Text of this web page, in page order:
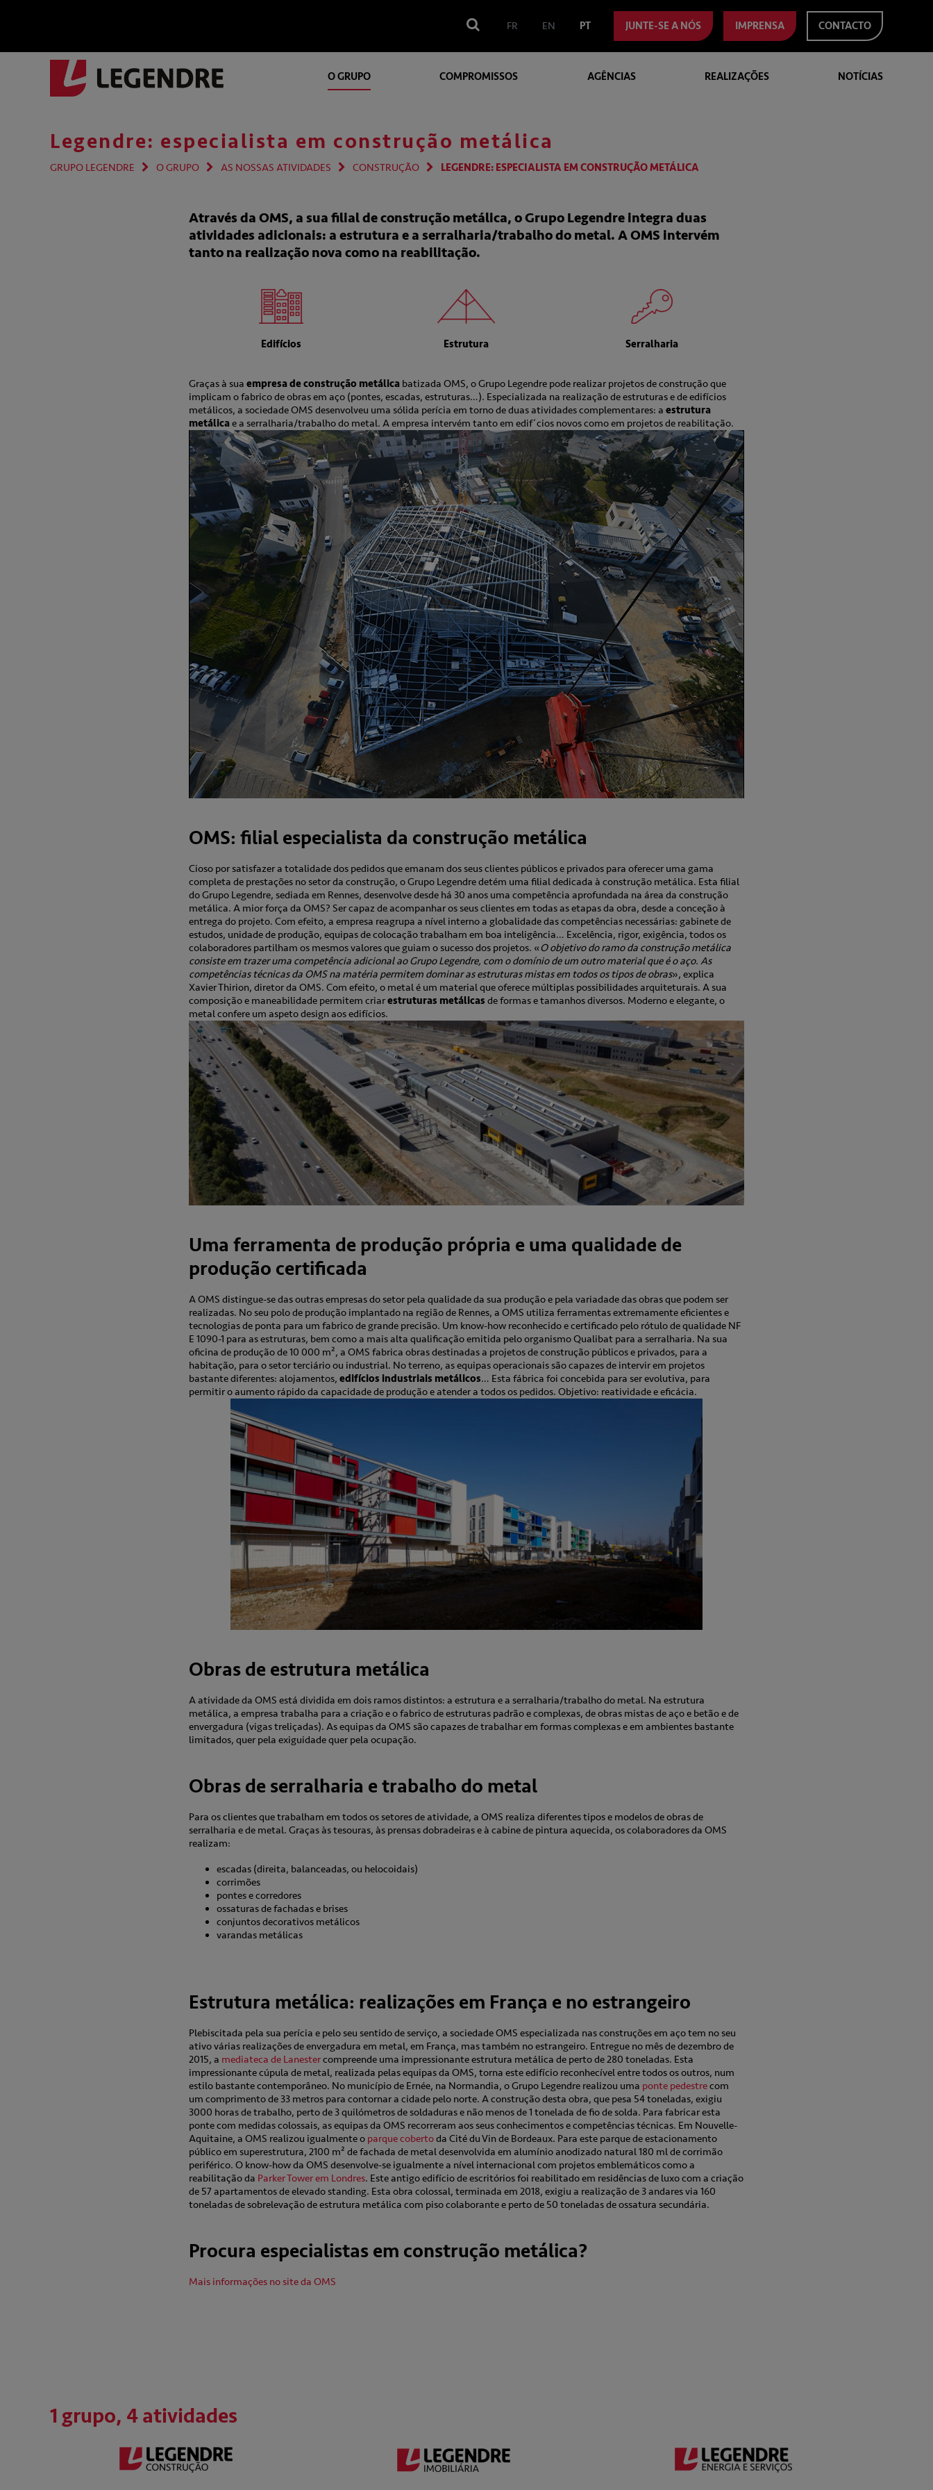
FR EN PT JUNTE-SE A NÓS IMPRENSA CONTACTO
O GRUPO COMPROMISSOS AGÊNCIAS REALIZAÇÕES NOTÍCIAS
Legendre: especialista em construção metálica
GRUPO LEGENDRE O GRUPO AS NOSSAS ATIVIDADES CONSTRUÇÃO LEGENDRE: ESPECIALISTA EM CONSTRUÇÃO METÁLICA
Através da OMS, a sua filial de construção metálica, o Grupo Legendre integra duas
atividades adicionais: a estrutura e a serralharia/trabalho do metal. A OMS intervém
tanto na realização nova como na reabilitação.
Edifícios Estrutura Serralharia
Graças à suaempresa de construção metálica batizada OMS, o Grupo Legendre pode realizar projetos de construção que
implicam o fabrico de obras em aço (pontes, escadas, estruturas…). Especializada na realização de estruturas e de edifícios
metálicos, a sociedade OMS desenvolveu uma sólida perícia em torno de duas atividades complementares: aestrutura
metálicae a serralharia/trabalho do metal. A empresa intervém tanto em edif´cios novos como em projetos de reabilitação.
OMS: filial especialista da construção metálica
Cioso por satisfazer a totalidade dos pedidos que emanam dos seus clientes públicos e privados para oferecer uma gama
completa de prestações no setor da construção, o Grupo Legendre detém uma filial dedicada à construção metálica. Esta filial
do Grupo Legendre, sediada em Rennes, desenvolve desde há 30 anos uma competência aprofundada na área da construção
metálica. A mior força da OMS? Ser capaz de acompanhar os seus clientes em todas as etapas da obra, desde a conceção à
entrega do projeto. Com efeito, a empresa reagrupa a nível interno a globalidade das competências necessárias: gabinete de
estudos, unidade de produção, equipas de colocação trabalham em boa inteligência… Excelência, rigor, exigência, todos os
colaboradores partilham os mesmos valores que guiam o sucesso dos projetos. «O objetivo do ramo da construção metálica
consiste em trazer uma competência adicional ao Grupo Legendre, com o domínio de um outro material que é o aço. As
competências técnicas da OMS na matéria permitem dominar as estruturas mistas em todos os tipos de obras», explica
Xavier Thirion, diretor da OMS. Com efeito, o metal é um material que oferece múltiplas possibilidades arquiteturais. A sua
composição e maneabilidade permitem criarestruturas metálicas de formas e tamanhos diversos. Moderno e elegante, o
metal confere um aspeto design aos edifícios.
Uma ferramenta de produção própria e uma qualidade de
produção certificada
A OMS distingue-se das outras empresas do setor pela qualidade da sua produção e pela variadade das obras que podem ser
realizadas. No seu polo de produção implantado na região de Rennes, a OMS utiliza ferramentas extremamente eficientes e
tecnologias de ponta para um fabrico de grande precisão. Um know-how reconhecido e certificado pelo rótulo de qualidade NF
E 1090-1 para as estruturas, bem como a mais alta qualificação emitida pelo organismo Qualibat para a serralharia. Na sua
oficina de produção de 10 000 m², a OMS fabrica obras destinadas a projetos de construção públicos e privados, para a
habitação, para o setor terciário ou industrial. No terreno, as equipas operacionais são capazes de intervir em projetos
bastante diferentes: alojamentos,edifícios industriais metálicos… Esta fábrica foi concebida para ser evolutiva, para
permitir o aumento rápido da capacidade de produção e atender a todos os pedidos. Objetivo: reatividade e eficácia.
Obras de estrutura metálica
A atividade da OMS está dividida em dois ramos distintos: a estrutura e a serralharia/trabalho do metal. Na estrutura
metálica, a empresa trabalha para a criação e o fabrico de estruturas padrão e complexas, de obras mistas de aço e betão e de
envergadura (vigas treliçadas). As equipas da OMS são capazes de trabalhar em formas complexas e em ambientes bastante
limitados, quer pela exiguidade quer pela ocupação.
Obras de serralharia e trabalho do metal
Para os clientes que trabalham em todos os setores de atividade, a OMS realiza diferentes tipos e modelos de obras de
serralharia e de metal. Graças às tesouras, às prensas dobradeiras e à cabine de pintura aquecida, os colaboradores da OMS
realizam:
escadas (direita, balanceadas, ou helocoidais)
corrimões
pontes e corredores
ossaturas de fachadas e brises
conjuntos decorativos metálicos
varandas metálicas
Estrutura metálica: realizações em França e no estrangeiro
Plebiscitada pela sua perícia e pelo seu sentido de serviço, a sociedade OMS especializada nas construções em aço tem no seu
ativo várias realizações de envergadura em metal, em França, mas também no estrangeiro. Entregue no mês de dezembro de
2015, a mediateca de Lanestercompreende uma impressionante estrutura metálica de perto de 280 toneladas. Esta
impressionante cúpula de metal, realizada pelas equipas da OMS, torna este edifício reconhecível entre todos os outros, num
estilo bastante contemporâneo. No município de Ernée, na Normandia, o Grupo Legendre realizou uma ponte pedestrecom
um comprimento de 33 metros para contornar a cidade pelo norte. A construção desta obra, que pesa 54 toneladas, exigiu
3000 horas de trabalho, perto de 3 quilómetros de soldaduras e não menos de 1 tonelada de fio de solda. Para fabricar esta
ponte com medidas colossais, as equipas da OMS recorreram aos seus conhecimentos e competências técnicas. Em Nouvelle-
Aquitaine, a OMS realizou igualmente o parque cobertoda Cité du Vin de Bordeaux. Para este parque de estacionamento
público em superestrutura, 2100 m² de fachada de metal desenvolvida em alumínio anodizado natural 180 ml de corrimão
periférico. O know-how da OMS desenvolve-se igualmente a nível internacional com projetos emblemáticos como a
reabilitação da Parker Tower em Londres. Este antigo edifício de escritórios foi reabilitado em residências de luxo com a criação
de 57 apartamentos de elevado standing. Esta obra colossal, terminada em 2018, exigiu a realização de 3 andares via 160
toneladas de sobrelevação de estrutura metálica com piso colaborante e perto de 50 toneladas de ossatura secundária.
Procura especialistas em construção metálica?
Mais informações no site da OMS
1 grupo, 4 atividades